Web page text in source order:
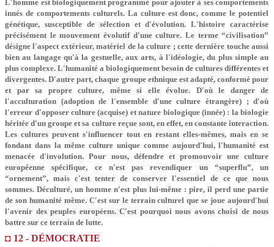
L'homme est biologiquement programmé pour ajouter à ses comportements
innés de comportements culturels. La culture est donc, comme le potentiel
génétique, susceptible de sélection et d'évolution. L'histoire caractérise
précisément le mouvement évolutif d'une culture. Le terme “civilisation”
désigne l'aspect extérieur, matériel de la culture ; cette dernière touche aussi
bien au langage qu'à la gestuelle, aux arts, à l'idéologie, du plus simple au
plus complexe. L'humanité a biologiquement besoin de cultures différentes et
divergentes. D'autre part, chaque groupe ethnique est adapté, conformé pour
et par sa propre culture, même si elle évolue. D'où le danger de
l'acculturation (adoption de l'ensemble d'une culture étrangère) ; d'où
l'erreur d'opposer culture (acquise) et nature biologique (innée) : la biologie
héritée d'un groupe et sa culture reçue sont, en effet, en constante interaction.
Les cultures peuvent s'influencer tout en restant elles-mêmes, mais en se
fondant dans la même culture unique comme aujourd'hui, l'humanité est
menacée d'involution. Pour nous, défendre et promouvoir une culture
européenne spécifique, ce n'est pas revendiquer un “superflu”, un
“ornement”, mais c'est tenter de conserver l'essentiel de ce que nous
sommes. Déculturé, un homme n'est plus lui-même : pire, il perd une partie
de son humanité même. C'est sur le terrain culturel que se joue aujourd'hui
l'avenir des peuples européens. C'est pourquoi nous avons choisi de nous
battre sur ce terrain de lutte.
◘ 12 - DÉMOCRATIE